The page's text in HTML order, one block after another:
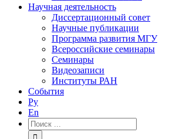
Научная деятельность
Диссертационный совет
Научные публикации
Программа развития МГУ
Всероссийские семинары
Семинары
Видеозаписи
Институты РАН
События
Ру
En
Результат
поиска: